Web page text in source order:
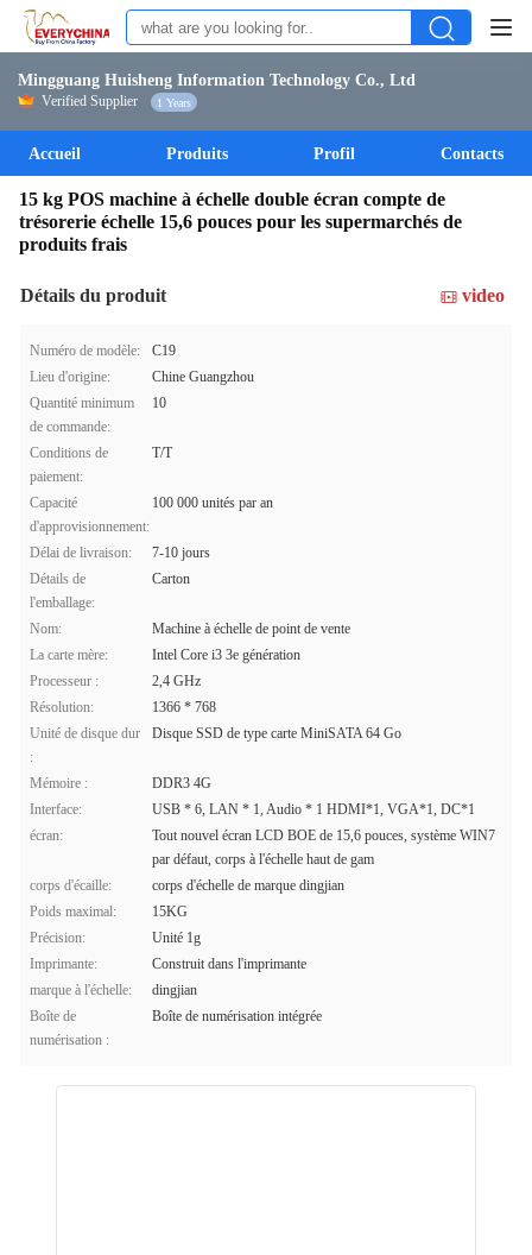
Mingguang Huisheng Information Technology Co., Ltd
Verified Supplier 1 Years
Accueil Produits Profil Contacts
15 kg POS machine à échelle double écran compte de
trésorerie échelle 15,6 pouces pour les supermarchés de
produits frais
Détails du produit video
Numéro de modèle:
C19
Lieu d'origine:
Chine Guangzhou
Quantité minimum
de commande:
10
Conditions de
paiement:
T/T
Capacité
d'approvisionnement:
100 000 unités par an
Délai de livraison:
7-10 jours
Détails de
l'emballage:
Carton
Nom:
Machine à échelle de point de vente
La carte mère:
Intel Core i3 3e génération
Processeur :
2,4 GHz
Résolution:
1366 * 768
Unité de disque dur
:
Disque SSD de type carte MiniSATA 64 Go
Mémoire :
DDR3 4G
Interface:
USB * 6, LAN * 1, Audio * 1 HDMI*1, VGA*1, DC*1
écran:
Tout nouvel écran LCD BOE de 15,6 pouces, système WIN7
par défaut, corps à l'échelle haut de gam
corps d'écaille:
corps d'échelle de marque dingjian
Poids maximal:
15KG
Précision:
Unité 1g
Imprimante:
Construit dans l'imprimante
marque à l'échelle:
dingjian
Boîte de
numérisation :
Boîte de numérisation intégrée